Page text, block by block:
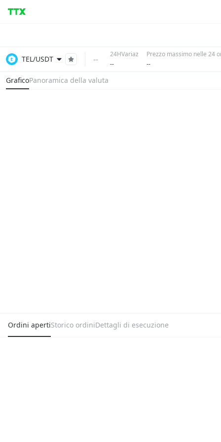
TEL/USDT --
24HVariaz
--
Prezzo massimo nelle 24
--
GraficoPanoramica della valuta
Ordini apertiStorico ordiniDettagli di esecuzione